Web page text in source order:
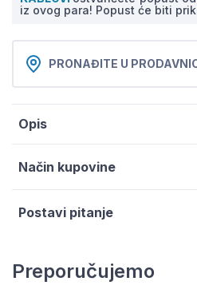
iz ovog para! Popust će biti
PRONAĐITE U
Opis
Način kupovine
Postavi pitanje
Preporučujemo